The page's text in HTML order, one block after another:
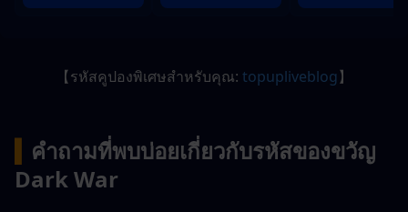
【รหัสคูปองพิเศษสำหรับคุณ: topupliveblog】
คำถามที่พบบ่อยเกี่ยวกับรหัสของขวัญ
Dark War